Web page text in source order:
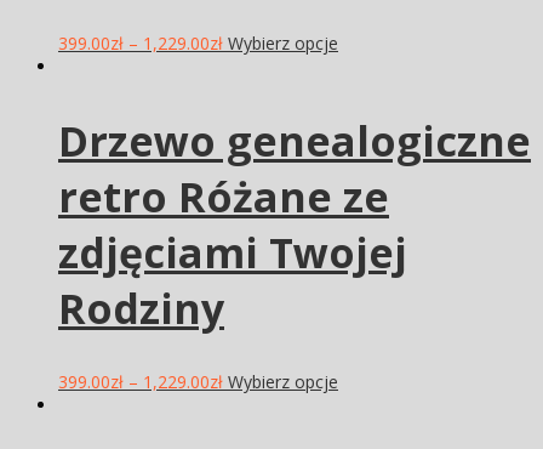
399.00zł – 1,229.00zł Wybierz opcje
Drzewo genealogiczne
retro Różane ze
zdjęciami Twojej
Rodziny
399.00zł – 1,229.00zł Wybierz opcje